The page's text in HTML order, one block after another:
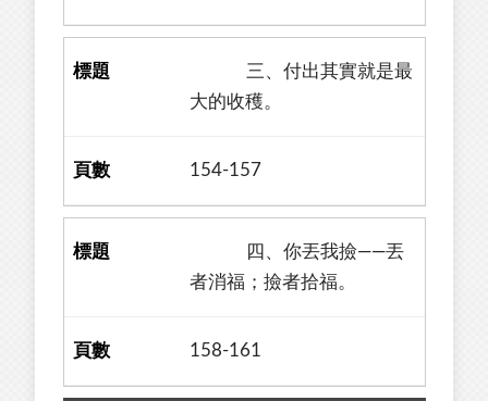
三、付出其實就是最
大的收穫。
154-157
四、你丟我撿——丟
者消福；撿者拾福。
158-161